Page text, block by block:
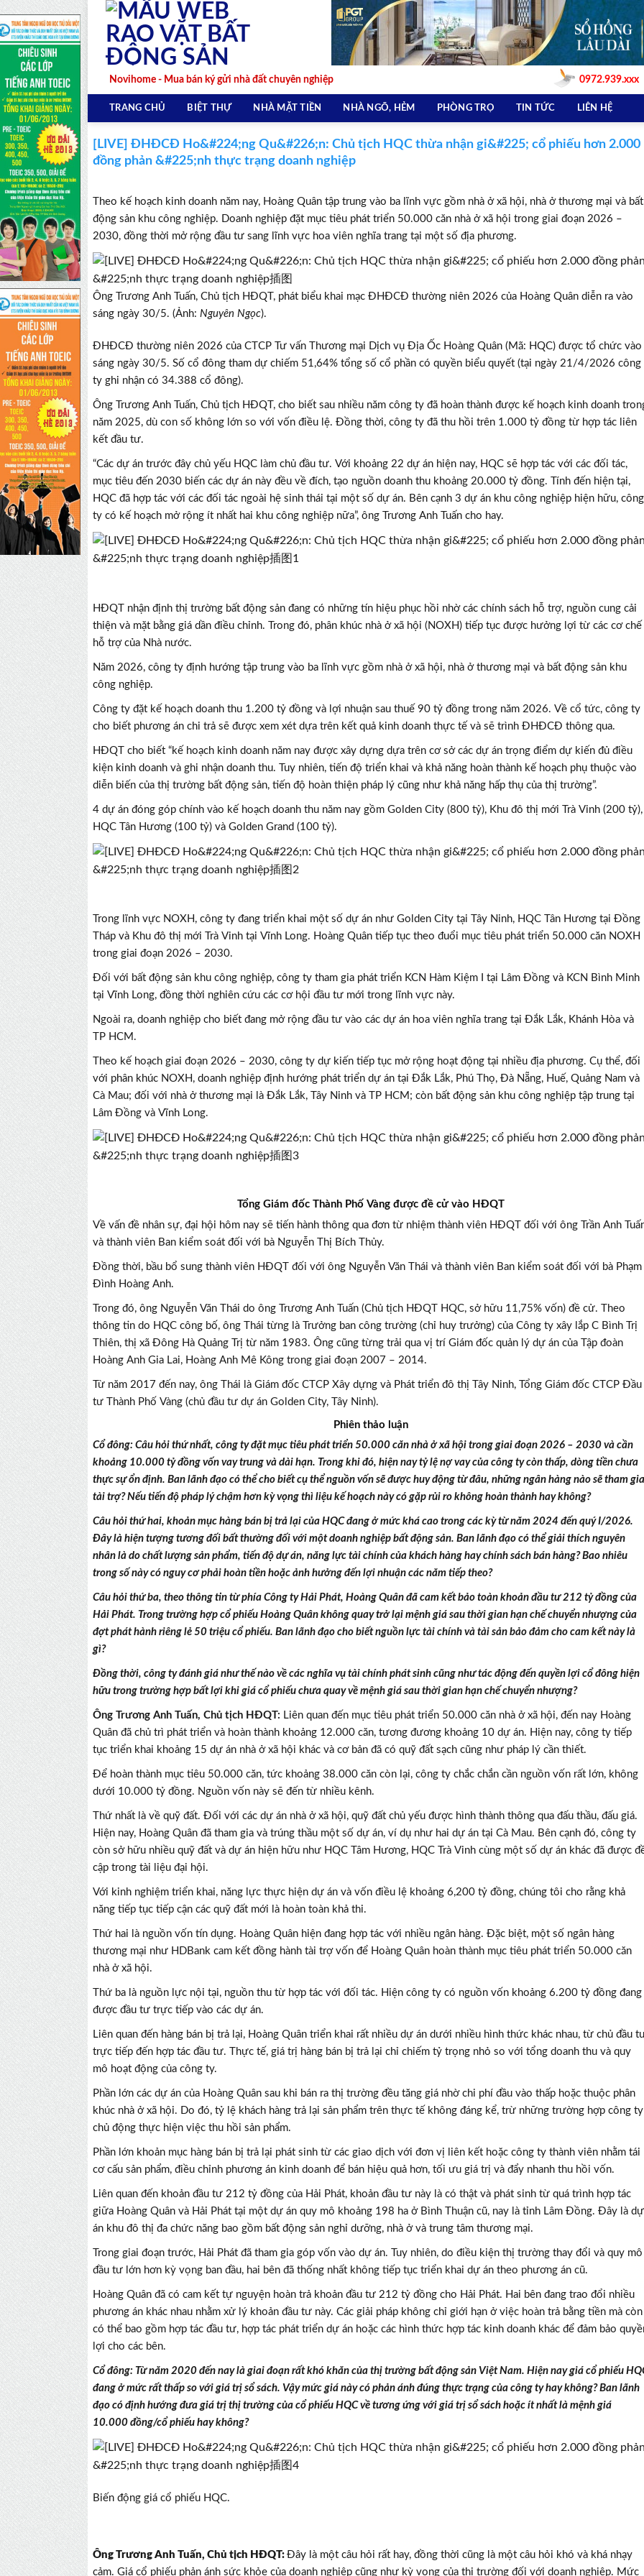
TƯ VẤN
Với hơn 1000 căn nhà và 50
chúng tôi sẽ giúp bạn
Skip
content
Novihome - Mua bán ký gửi nhà đất chuyên nghiệp 0972.939.xxx
TRANG CHỦ BIỆT THỰ NHÀ MẶT TIỀN NHÀ NGÕ, HẺM PHÒNG TRỌ TIN TỨC LIÊN HỆ
[LIVE] ĐHĐCĐ Ho&#224;ng Qu&#226;n: Chủ tịch HQC thừa nhận gi&#225; cổ phiếu hơn 2.000
đồng phản &#225;nh thực trạng doanh nghiệp
Theo kế hoạch kinh doanh năm nay, Hoàng Quân tập trung vào ba lĩnh vực gồm nhà ở xã hội, nhà ở thương mại và bất
động sản khu công nghiệp. Doanh nghiệp đặt mục tiêu phát triển 50.000 căn nhà ở xã hội trong giai đoạn 2026 –
2030, đồng thời mở rộng đầu tư sang lĩnh vực hoa viên nghĩa trang tại một số địa phương.
Ông Trương Anh Tuấn, Chủ tịch HĐQT, phát biểu khai mạc ĐHĐCĐ thường niên 2026 của Hoàng Quân diễn ra vào
sáng ngày 30/5. (Ảnh: Nguyên Ngọc).
ĐHĐCĐ thường niên 2026 của CTCP Tư vấn Thương mại Dịch vụ Địa Ốc Hoàng Quân (Mã: HQC) được tổ chức vào
sáng ngày 30/5. Số cổ đông tham dự chiếm 51,64% tổng số cổ phần có quyền biểu quyết (tại ngày 21/4/2026 công
ty ghi nhận có 34.388 cổ đông).
Ông Trương Anh Tuấn, Chủ tịch HĐQT, cho biết sau nhiều năm công ty đã hoàn thành được kế hoạch kinh doanh
năm 2025, dù con số không lớn so với vốn điều lệ. Đồng thời, công ty đã thu hồi trên 1.000 tỷ đồng từ hợp tác liên
kết đầu tư.
“Các dự án trước đây chủ yếu HQC làm chủ đầu tư. Với khoảng 22 dự án hiện nay, HQC sẽ hợp tác với các đối tác,
mục tiêu đến 2030 biến các dự án này đều về đích, tạo nguồn doanh thu khoảng 20.000 tỷ đồng. Tính đến hiện tại,
HQC đã hợp tác với các đối tác ngoài hệ sinh thái tại một số dự án. Bên cạnh 3 dự án khu công nghiệp hiện hữu, công
ty có kế hoạch mở rộng ít nhất hai khu công nghiệp nữa”, ông Trương Anh Tuấn cho hay.
HĐQT nhận định thị trường bất động sản đang có những tín hiệu phục hồi nhờ các chính sách hỗ trợ, nguồn cung cải
thiện và mặt bằng giá dần điều chỉnh. Trong đó, phân khúc nhà ở xã hội (NOXH) tiếp tục được hưởng lợi từ các cơ chế
hỗ trợ của Nhà nước.
Năm 2026, công ty định hướng tập trung vào ba lĩnh vực gồm nhà ở xã hội, nhà ở thương mại và bất động sản khu
công nghiệp.
Công ty đặt kế hoạch doanh thu 1.200 tỷ đồng và lợi nhuận sau thuế 90 tỷ đồng trong năm 2026. Về cổ tức, công ty
cho biết phương án chi trả sẽ được xem xét dựa trên kết quả kinh doanh thực tế và sẽ trình ĐHĐCĐ thông qua.
HĐQT cho biết “kế hoạch kinh doanh năm nay được xây dựng dựa trên cơ sở các dự án trọng điểm dự kiến đủ điều
kiện kinh doanh và ghi nhận doanh thu. Tuy nhiên, tiến độ triển khai và khả năng hoàn thành kế hoạch phụ thuộc vào
diễn biến của thị trường bất động sản, tiến độ hoàn thiện pháp lý cũng như khả năng hấp thụ của thị trường”.
4 dự án đóng góp chính vào kế hoạch doanh thu năm nay gồm Golden City (800 tỷ), Khu đô thị mới Trà Vinh (200 tỷ),
HQC Tân Hương (100 tỷ) và Golden Grand (100 tỷ).
Trong lĩnh vực NOXH, công ty đang triển khai một số dự án như Golden City tại Tây Ninh, HQC Tân Hương tại Đồng
Tháp và Khu đô thị mới Trà Vinh tại Vĩnh Long. Hoàng Quân tiếp tục theo đuổi mục tiêu phát triển 50.000 căn NOXH
trong giai đoạn 2026 – 2030.
Đối với bất động sản khu công nghiệp, công ty tham gia phát triển KCN Hàm Kiệm I tại Lâm Đồng và KCN Bình Minh
tại Vĩnh Long, đồng thời nghiên cứu các cơ hội đầu tư mới trong lĩnh vực này.
Ngoài ra, doanh nghiệp cho biết đang mở rộng đầu tư vào các dự án hoa viên nghĩa trang tại Đắk Lắk, Khánh Hòa và
TP HCM.
Theo kế hoạch giai đoạn 2026 – 2030, công ty dự kiến tiếp tục mở rộng hoạt động tại nhiều địa phương. Cụ thể, đối
với phân khúc NOXH, doanh nghiệp định hướng phát triển dự án tại Đắk Lắk, Phú Thọ, Đà Nẵng, Huế, Quảng Nam và
Cà Mau; đối với nhà ở thương mại là Đắk Lắk, Tây Ninh và TP HCM; còn bất động sản khu công nghiệp tập trung tại
Lâm Đồng và Vĩnh Long.
Tổng Giám đốc Thành Phố Vàng được đề cử vào HĐQT
Về vấn đề nhân sự, đại hội hôm nay sẽ tiến hành thông qua đơn từ nhiệm thành viên HĐQT đối với ông Trần Anh
và thành viên Ban kiểm soát đối với bà Nguyễn Thị Bích Thủy.
Đồng thời, bầu bổ sung thành viên HĐQT đối với ông Nguyễn Văn Thái và thành viên Ban kiểm soát đối với bà Phạm
Đình Hoàng Anh.
Trong đó, ông Nguyễn Văn Thái do ông Trương Anh Tuấn (Chủ tịch HĐQT HQC, sở hữu 11,75% vốn) đề cử. Theo
thông tin do HQC công bố, ông Thái từng là Trưởng ban công trường (chỉ huy trưởng) của Công ty xây lắp C Bình Trị
Thiên, thị xã Đông Hà Quảng Trị từ năm 1983. Ông cũng từng trải qua vị trí Giám đốc quản lý dự án của Tập đoàn
Hoàng Anh Gia Lai, Hoàng Anh Mê Kông trong giai đoạn 2007 – 2014.
Từ năm 2017 đến nay, ông Thái là Giám đốc CTCP Xây dựng và Phát triển đô thị Tây Ninh, Tổng Giám đốc CTCP Đầu
tư Thành Phố Vàng (chủ đầu tư dự án Golden City, Tây Ninh).
Phiên thảo luận
Cổ đông: Câu hỏi thứ nhất, công ty đặt mục tiêu phát triển 50.000 căn nhà ở xã hội trong giai đoạn 2026 – 2030 và cần
khoảng 10.000 tỷ đồng vốn vay trung và dài hạn. Trong khi đó, hiện nay tỷ lệ nợ vay của công ty còn thấp, dòng tiền chưa
thực sự ổn định. Ban lãnh đạo có thể cho biết cụ thể nguồn vốn sẽ được huy động từ đâu, những ngân hàng nào sẽ tham gia
tài trợ? Nếu tiến độ pháp lý chậm hơn kỳ vọng thì liệu kế hoạch này có gặp rủi ro không hoàn thành hay không?
Câu hỏi thứ hai, khoản mục hàng bán bị trả lại của HQC đang ở mức khá cao trong các kỳ từ năm 2024 đến quý I/2026.
Đây là hiện tượng tương đối bất thường đối với một doanh nghiệp bất động sản. Ban lãnh đạo có thể giải thích nguyên
nhân là do chất lượng sản phẩm, tiến độ dự án, năng lực tài chính của khách hàng hay chính sách bán hàng? Bao nhiêu
trong số này có nguy cơ phải hoàn tiền hoặc ảnh hưởng đến lợi nhuận các năm tiếp theo?
Câu hỏi thứ ba, theo thông tin từ phía Công ty Hải Phát, Hoàng Quân đã cam kết bảo toàn khoản đầu tư 212 tỷ đồng của
Hải Phát. Trong trường hợp cổ phiếu Hoàng Quân không quay trở lại mệnh giá sau thời gian hạn chế chuyển nhượng của
đợt phát hành riêng lẻ 50 triệu cổ phiếu. Ban lãnh đạo cho biết nguồn lực tài chính và tài sản bảo đảm cho cam kết này là
gì?
Đồng thời, công ty đánh giá như thế nào về các nghĩa vụ tài chính phát sinh cũng như tác động đến quyền lợi cổ đông hiện
hữu trong trường hợp bất lợi khi giá cổ phiếu chưa quay về mệnh giá sau thời gian hạn chế chuyển nhượng?
Ông Trương Anh Tuấn, Chủ tịch HĐQT: Liên quan đến mục tiêu phát triển 50.000 căn nhà ở xã hội, đến nay Hoàng
Quân đã chủ trì phát triển và hoàn thành khoảng 12.000 căn, tương đương khoảng 10 dự án. Hiện nay, công ty tiếp
tục triển khai khoảng 15 dự án nhà ở xã hội khác và cơ bản đã có quỹ đất sạch cũng như pháp lý cần thiết.
Để hoàn thành mục tiêu 50.000 căn, tức khoảng 38.000 căn còn lại, công ty chắc chắn cần nguồn vốn rất lớn, không
dưới 10.000 tỷ đồng. Nguồn vốn này sẽ đến từ nhiều kênh.
Thứ nhất là về quỹ đất. Đối với các dự án nhà ở xã hội, quỹ đất chủ yếu được hình thành thông qua đấu thầu, đấu giá.
Hiện nay, Hoàng Quân đã tham gia và trúng thầu một số dự án, ví dụ như hai dự án tại Cà Mau. Bên cạnh đó, công ty
còn sở hữu nhiều quỹ đất và dự án hiện hữu như HQC Tâm Hương, HQC Trà Vinh cùng một số dự án khác đã được
cập trong tài liệu đại hội.
Với kinh nghiệm triển khai, năng lực thực hiện dự án và vốn điều lệ khoảng 6,200 tỷ đồng, chúng tôi cho rằng khả
năng tiếp tục tiếp cận các quỹ đất mới là hoàn toàn khả thi.
Thứ hai là nguồn vốn tín dụng. Hoàng Quân hiện đang hợp tác với nhiều ngân hàng. Đặc biệt, một số ngân hàng
thương mại như HDBank cam kết đồng hành tài trợ vốn để Hoàng Quân hoàn thành mục tiêu phát triển 50.000 căn
nhà ở xã hội.
Thứ ba là nguồn lực nội tại, nguồn thu từ hợp tác với đối tác. Hiện công ty có nguồn vốn khoảng 6.200 tỷ đồng đang
được đầu tư trực tiếp vào các dự án.
Liên quan đến hàng bán bị trả lại, Hoàng Quân triển khai rất nhiều dự án dưới nhiều hình thức khác nhau, từ chủ đầu
trực tiếp đến hợp tác đầu tư. Thực tế, giá trị hàng bán bị trả lại chỉ chiếm tỷ trọng nhỏ so với tổng doanh thu và quy
mô hoạt động của công ty.
Phần lớn các dự án của Hoàng Quân sau khi bán ra thị trường đều tăng giá nhờ chi phí đầu vào thấp hoặc thuộc phân
khúc nhà ở xã hội. Do đó, tỷ lệ khách hàng trả lại sản phẩm trên thực tế không đáng kể, trừ những trường hợp công ty
chủ động thực hiện việc thu hồi sản phẩm.
Phần lớn khoản mục hàng bán bị trả lại phát sinh từ các giao dịch với đơn vị liên kết hoặc công ty thành viên nhằm tái
cơ cấu sản phẩm, điều chỉnh phương án kinh doanh để bán hiệu quả hơn, tối ưu giá trị và đẩy nhanh thu hồi vốn.
Liên quan đến khoản đầu tư 212 tỷ đồng của Hải Phát, khoản đầu tư này là có thật và phát sinh từ quá trình hợp tác
giữa Hoàng Quân và Hải Phát tại một dự án quy mô khoảng 198 ha ở Bình Thuận cũ, nay là tỉnh Lâm Đồng. Đây là dự
án khu đô thị đa chức năng bao gồm bất động sản nghỉ dưỡng, nhà ở và trung tâm thương mại.
Trong giai đoạn trước, Hải Phát đã tham gia góp vốn vào dự án. Tuy nhiên, do điều kiện thị trường thay đổi và quy mô
đầu tư lớn hơn kỳ vọng ban đầu, hai bên đã thống nhất không tiếp tục triển khai dự án theo phương án cũ.
Hoàng Quân đã có cam kết tự nguyện hoàn trả khoản đầu tư 212 tỷ đồng cho Hải Phát. Hai bên đang trao đổi nhiều
phương án khác nhau nhằm xử lý khoản đầu tư này. Các giải pháp không chỉ giới hạn ở việc hoàn trả bằng tiền mà còn
có thể bao gồm hợp tác đầu tư, hợp tác phát triển dự án hoặc các hình thức hợp tác kinh doanh khác để đảm bảo
lợi cho các bên.
Cổ đông: Từ năm 2020 đến nay là giai đoạn rất khó khăn của thị trường bất động sản Việt Nam. Hiện nay giá cổ phiếu
đang ở mức rất thấp so với giá trị sổ sách. Vậy mức giá này có phản ánh đúng thực trạng của công ty hay không? Ban lãnh
đạo có định hướng đưa giá trị thị trường của cổ phiếu HQC về tương ứng với giá trị sổ sách hoặc ít nhất là mệnh giá
10.000 đồng/cổ phiếu hay không?
Biến động giá cổ phiếu HQC.
Ông Trương Anh Tuấn, Chủ tịch HĐQT: Đây là một câu hỏi rất hay, đồng thời cũng là một câu hỏi khó và khá nhạy
cảm. Giá cổ phiếu phản ánh sức khỏe của doanh nghiệp cũng như kỳ vọng của thị trường đối với doanh nghiệp. Mức